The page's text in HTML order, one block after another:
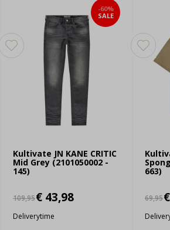
Kultivate JN KANE CRITIC
Mid Grey (2101050002 -
145)
-60%
SALE
109,95€ 43,98
Deliverytime
663)
69,95